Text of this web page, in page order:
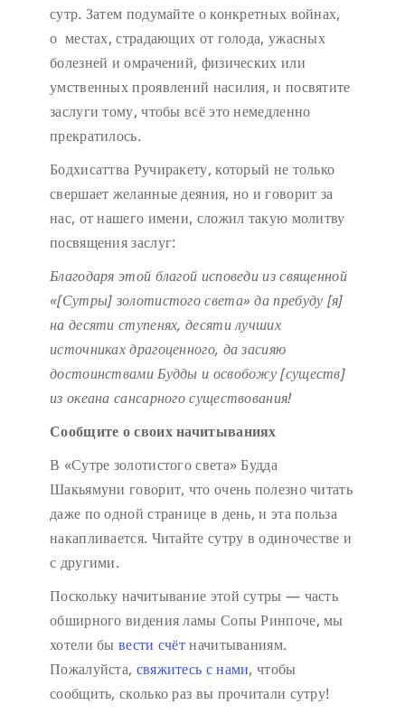
сутр. Затем подумайте о конкретных войнах,
о местах, страдающих от голода, ужасных
болезней и омрачений, физических или
умственных проявлений насилия, и посвятите
заслуги тому, чтобы всё это немедленно
прекратилось.
Бодхисаттва Ручиракету, который не только
свершает желанные деяния, но и говорит за
нас, от нашего имени, сложил такую молитву
посвящения заслуг:
Благодаря этой благой исповедииз священной
«[Сутры] золотистого света» да пребуду [я]
на десяти ступенях, десяти лучших
источниках драгоценного, да засияю
достоинствами Будды и освобожу [существ]
из океана сансарного существования!
Сообщите о своих начитываниях
В «Сутре золотистого света» Будда
Шакьямуни говорит, что очень полезно читать
даже по одной странице в день, и эта польза
накапливается. Читайте сутру в одиночестве и
с другими.
Поскольку начитывание этой сутры — часть
обширного видения ламы Сопы Ринпоче, мы
хотели бы вести счётначитываниям.
Пожалуйста, свяжитесь с нами, чтобы
сообщить, сколько раз вы прочитали сутру!